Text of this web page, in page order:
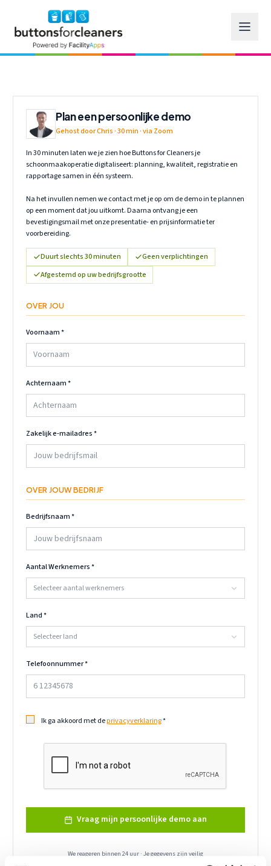
Ga naar hoofdinhoud
Vraag een gratis demo van Buttons for Cleaners aan en ontdek
Plan een persoonlijke demo
Gehost door Chris · 30 min · via Zoom
In 30 minuten laten we je zien hoe Buttons for Cleaners je
schoonmaakoperatie digitaliseert: planning, kwaliteit, registratie en
rapportage samen in één systeem.
Na het invullen nemen we contact met je op om de demo in te plannen
op een moment dat jou uitkomt. Daarna ontvang je een
bevestigingsmail met onze presentatie- en prijsinformatie ter
voorbereiding.
Duurt slechts 30 minuten
Geen verplichtingen
Afgestemd op uw bedrijfsgrootte
OVER JOU
Voornaam*
Achternaam*
Zakelijk e-mailadres*
OVER JOUW BEDRIJF
Bedrijfsnaam*
Aantal Werknemers*
Selecteer aantal werknemers
Land*
Selecteer land
Telefoonnummer*
Ik ga akkoord met deprivacyverklaring*
Vraag mijn persoonlijke demo aan
We reageren binnen 24 uur · Je gegevens zijn veilig